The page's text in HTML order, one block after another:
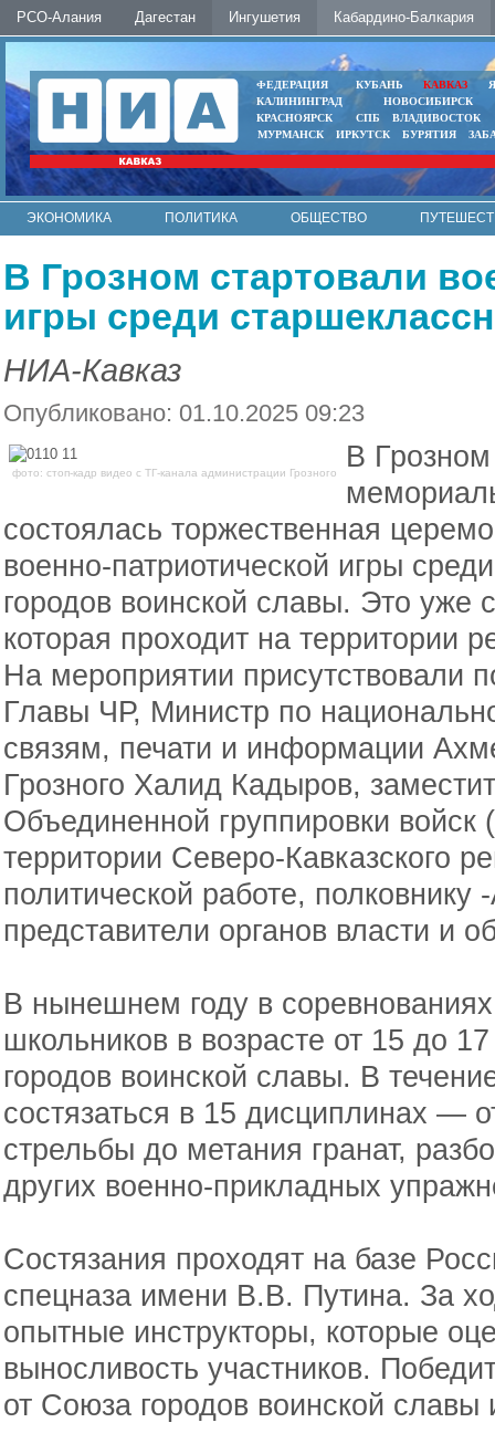
РСО-Алания Дагестан Ингушетия Кабардино-Балкария
ФЕДЕРАЦИЯ КУБАНЬ КАВКАЗ
КАЛИНИНГРАД
НОВОСИБИРСК
КРАСНОЯРСК
СПБ
ВЛАДИВОСТОК
МУРМАНСК
ИРКУТСК БУРЯТИЯ
ЭКОНОМИКА ПОЛИТИКА ОБЩЕСТВО
В Грозном стартовали
игры среди
НИА-Кавказ
Опубликовано: 01.10.2025 09:23
фото: стоп-кадр видео с ТГ-канала администрации Грозного
В
состоялась торжественная
военно-патриотической игры
городов воинской славы. Это уже
которая проходит на территории
На мероприятии присутствовали
Главы ЧР, Министр по
связям, печати и информации
Грозного Халид Кадыров,
Объединенной группировки
территории Северо-Кавказского
политической работе, полковнику
представители органов власти и
В нынешнем году в
школьников в возрасте от 15 до
городов воинской славы. В
состязаться в 15 дисциплинах —
стрельбы до метания гранат,
других военно-прикладных
Состязания проходят на базе
спецназа имени В.В. Путина. За
опытные инструкторы, которые
выносливость участников.
от Союза городов воинской славы